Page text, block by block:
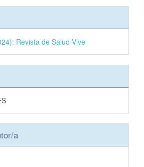
Revista de Salud Vive
a